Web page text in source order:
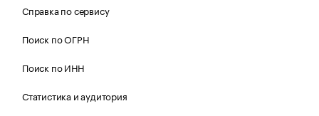
Справка по сервису
Поиск по ОГРН
Поиск по ИНН
Статистика и аудитория